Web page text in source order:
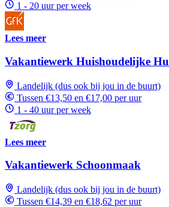
1 - 20 uur per week
Lees meer
Vakantiewerk Huishoudelijke
Landelijk (dus ook bij jou in de buurt)
Tussen €13,50 en €17,00 per uur
1 - 40 uur per week
Lees meer
Vakantiewerk Schoonmaak
Landelijk (dus ook bij jou in de buurt)
Tussen €14,39 en €18,62 per uur